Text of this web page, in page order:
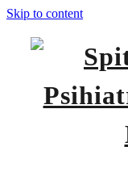
Skip to content